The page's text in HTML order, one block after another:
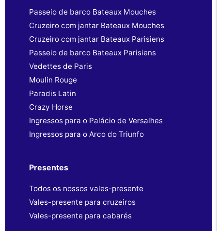
Passeio de barco Bateaux Mouches
Cruzeiro com jantar Bateaux Mouches
Cruzeiro com jantar Bateaux Parisiens
Passeio de barco Bateaux Parisiens
Vedettes de Paris
Moulin Rouge
Paradis Latin
Crazy Horse
Ingressos para o Palácio de Versalhes
Ingressos para o Arco do Triunfo
Presentes
Todos os nossos vales-presente
Vales-presente para cruzeiros
Vales-presente para cabarés